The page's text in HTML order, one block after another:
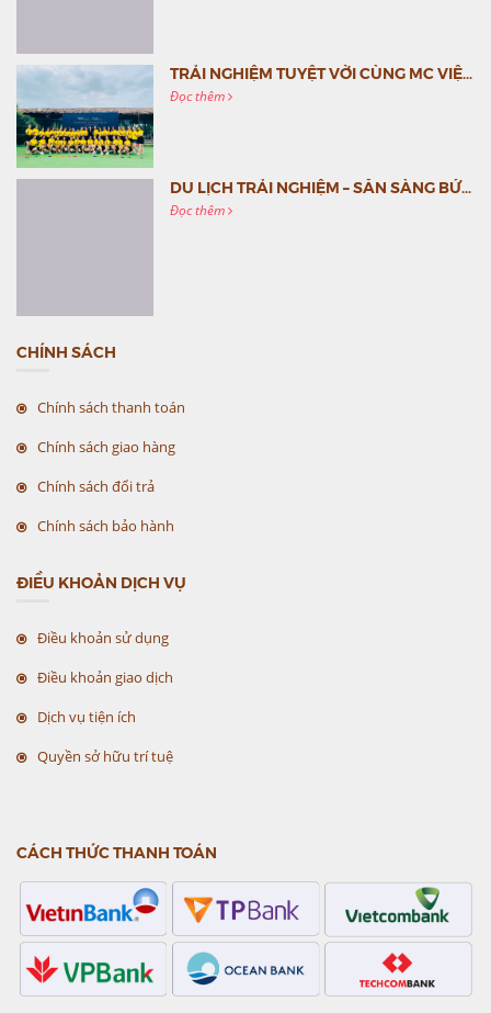
TRẢI NGHIỆM TUYỆT VỜI CÙNG MC VIỆT NAM
Đọc thêm
DU LỊCH TRẢI NGHIỆM – SẴN SÀNG BỨT PHÁ CÙNG MC VIỆT NAM
Đọc thêm
CHÍNH SÁCH
Chính sách thanh toán
Chính sách giao hàng
Chính sách đổi trả
Chính sách bảo hành
ĐIỀU KHOẢN DỊCH VỤ
Điều khoản sử dụng
Điều khoản giao dịch
Dịch vụ tiện ích
Quyền sở hữu trí tuệ
CÁCH THỨC THANH TOÁN